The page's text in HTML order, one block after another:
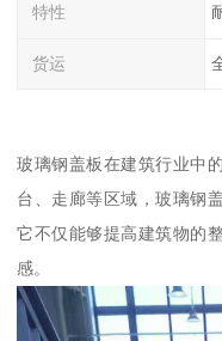
特性
货运
玻璃钢盖板在建筑行业中
台、走廊等区域，玻璃钢
它不仅能够提高建筑物的
感。